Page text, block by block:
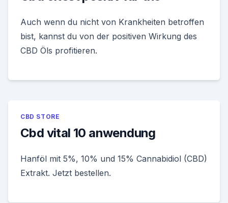
Auch wenn du nicht von Krankheiten betroffen
bist, kannst du von der positiven Wirkung des
CBD Öls profitieren.
CBD STORE
Cbd vital 10 anwendung
Hanföl mit 5%, 10% und 15% Cannabidiol (CBD)
Extrakt. Jetzt bestellen.